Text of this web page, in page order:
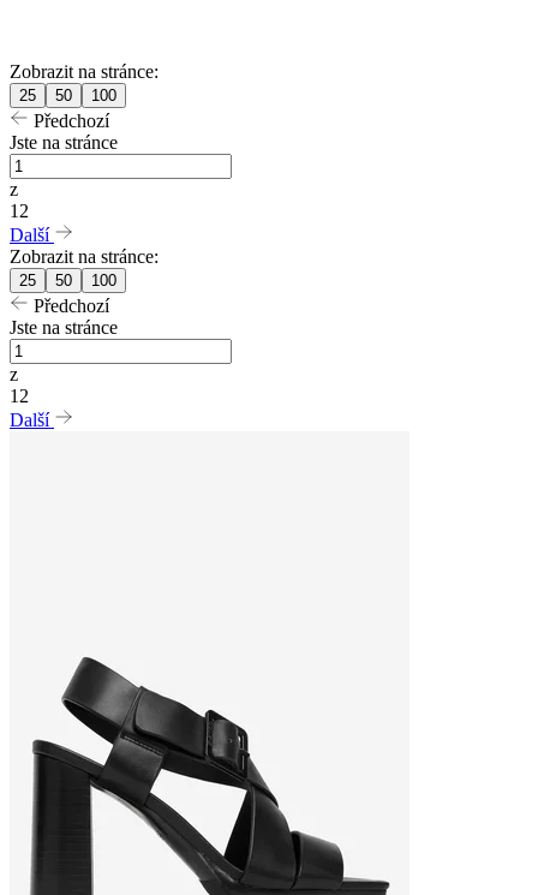
Zobrazit na stránce:
25 50 100
Předchozí
Jste na stránce
z
12
Další
Zobrazit na stránce:
25 50 100
Předchozí
Jste na stránce
z
12
Další